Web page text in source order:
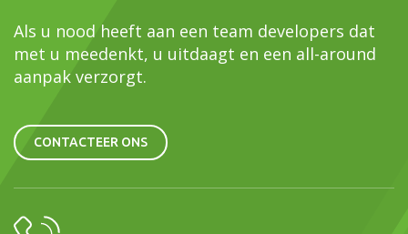
Als u nood heeft aan een team developers dat
met u meedenkt, u uitdaagt en een all-around
aanpak verzorgt.
CONTACTEER ONS